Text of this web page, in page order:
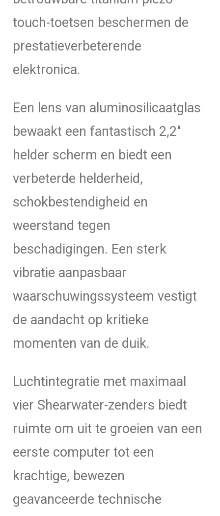
touch-toetsen beschermen de
prestatieverbeterende
elektronica.
Een lens van aluminosilicaatglas
bewaakt een fantastisch 2,2″
helder scherm en biedt een
verbeterde helderheid,
schokbestendigheid en
weerstand tegen
beschadigingen. Een sterk
vibratie aanpasbaar
waarschuwingssysteem vestigt
de aandacht op kritieke
momenten van de duik.
Luchtintegratie met maximaal
vier Shearwater-zenders biedt
ruimte om uit te groeien van een
eerste computer tot een
krachtige, bewezen
geavanceerde technische